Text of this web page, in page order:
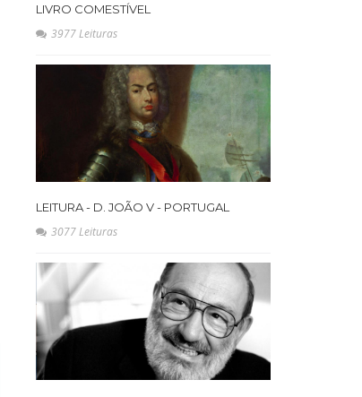
LIVRO COMESTÍVEL
3977 Leituras
LEITURA - D. JOÃO V - PORTUGAL
3077 Leituras